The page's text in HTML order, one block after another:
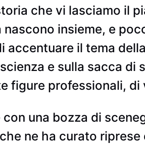
che vi lasciamo il
nascono insieme, e
accentuare il tema
e sulla sacca di
figure professionali,
una bozza di
ne ha curato